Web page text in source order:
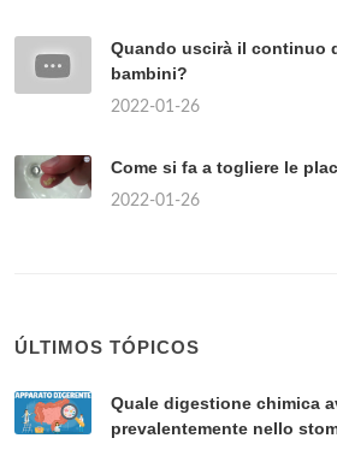
Quando uscirà il continuo
bambini?
2022-01-26
Come si fa a togliere le
2022-01-26
ÚLTIMOS TÓPICOS
Quale digestione chimica
prevalentemente nello